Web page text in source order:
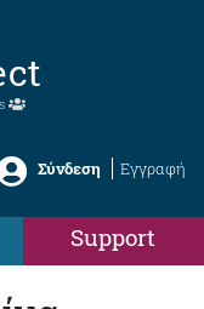
Σύνδεση Εγγραφή
Support